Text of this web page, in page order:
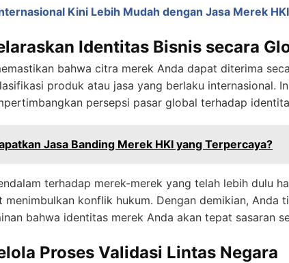
Kini Lebih Mudah dengan Jasa Merek HKI
Identitas Bisnis secara
bahwa citra merek Anda dapat diterima
produk atau jasa yang berlaku internasional.
persepsi pasar global terhadap
Jasa Banding Merek HKI yang Terpercaya?
terhadap merek-merek yang telah lebih dulu
konflik hukum. Dengan demikian, Anda
bahwa identitas merek Anda akan tepat sasaran
Proses Validasi Lintas Negara